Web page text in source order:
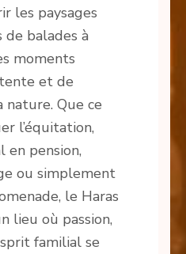
les paysages
de balades à
moments
et de
nature. Que ce
l’équitation,
en pension,
ou simplement
le Haras
lieu où passion,
familial se